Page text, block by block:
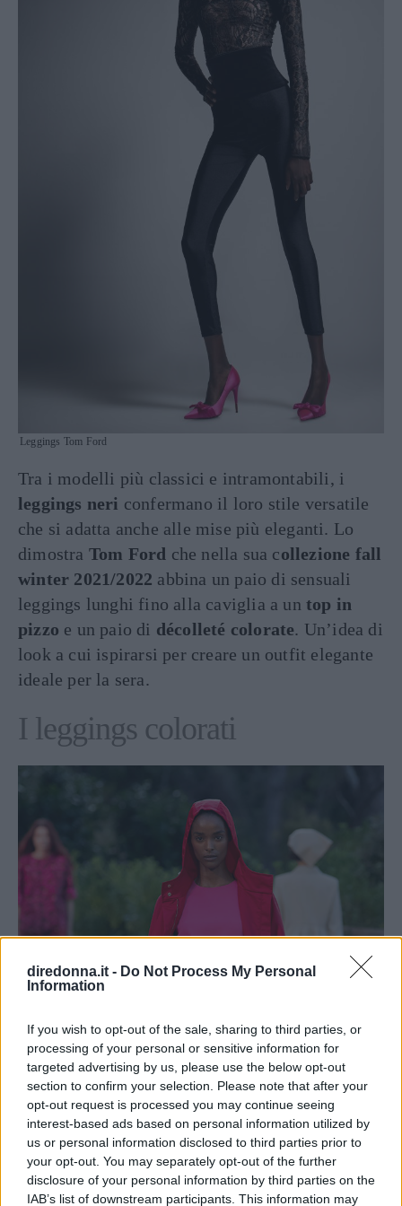
diredonna.it - Do Not Process My Personal
Information
If you wish to opt-out of the sale, sharing to third parties, or
processing of your personal or sensitive information for
targeted advertising by us, please use the below opt-out
section to confirm your selection. Please note that after your
opt-out request is processed you may continue seeing
interest-based ads based on personal information utilized by
us or personal information disclosed to third parties prior to
your opt-out. You may separately opt-out of the further
disclosure of your personal information by third parties on the
IAB’s list of downstream participants. This information may
Leggings Tom Ford
Tra i modelli più classici e intramontabili, i
leggings neri confermano il loro stile versatile
che si adatta anche alle mise più eleganti. Lo
dimostra Tom Ford che nella sua collezione fall
winter 2021/2022 abbina un paio di sensuali
leggings lunghi fino alla caviglia a untop in
pizzo e un paio di décolleté colorate. Un’idea di
look a cui ispirarsi per creare un outfit elegante
ideale per la sera.
I leggings colorati